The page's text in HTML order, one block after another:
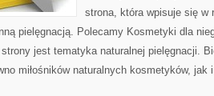
strona, która wpisuje się w
pielęgnacją. Polecamy Kosmetyki dla
strony jest tematyka naturalnej pielęgnacji.
miłośników naturalnych kosmetyków, jak